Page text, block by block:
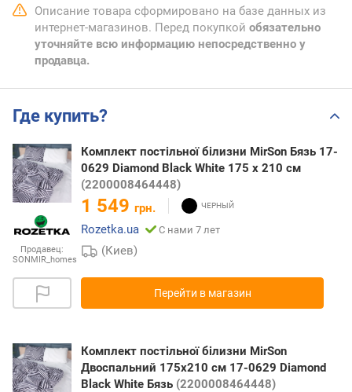
Описание товара сформировано на базе данных из
интернет-магазинов. Перед покупкой обязательно
уточняйте всю информацию непосредственно у
продавца.
Где купить?
Продавец:
SONMIR_homes
Комплект постільної білизни MirSon Бязь 17-
0629 Diamond Black White 175 x 210 см
(2200008464448)
1 549 грн.
Rozetka.ua
С нами 7 лет
(Киев)
Перейти в магазин
Комплект постільної білизни MirSon
Двоспальний 175х210 см 17-0629 Diamond
Black White Бязь (2200008464448)